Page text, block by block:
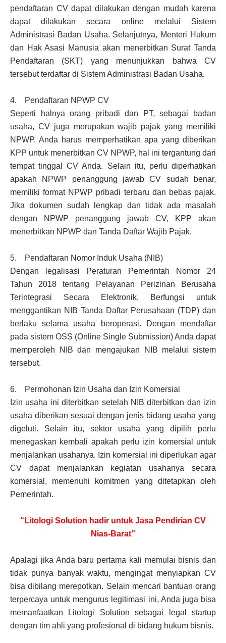
pendaftaran CV dapat dilakukan dengan mudah karena
dapat dilakukan secara online melalui Sistem
Administrasi Badan Usaha. Selanjutnya, Menteri Hukum
dan Hak Asasi Manusia akan menerbitkan Surat Tanda
Pendaftaran (SKT) yang menunjukkan bahwa CV
tersebut terdaftar di Sistem Administrasi Badan Usaha.
4. Pendaftaran NPWP CV
Seperti halnya orang pribadi dan PT, sebagai badan
usaha, CV juga merupakan wajib pajak yang memiliki
NPWP. Anda harus memperhatikan apa yang diberikan
KPP untuk menerbitkan CV NPWP, hal ini tergantung dari
tempat tinggal CV Anda. Selain itu, perlu diperhatikan
apakah NPWP penanggung jawab CV sudah benar,
memiliki format NPWP pribadi terbaru dan bebas pajak.
Jika dokumen sudah lengkap dan tidak ada masalah
dengan NPWP penanggung jawab CV, KPP akan
menerbitkan NPWP dan Tanda Daftar Wajib Pajak.
5. Pendaftaran Nomor Induk Usaha (NIB)
Dengan legalisasi Peraturan Pemerintah Nomor 24
Tahun 2018 tentang Pelayanan Perizinan Berusaha
Terintegrasi Secara Elektronik, Berfungsi untuk
menggantikan NIB Tanda Daftar Perusahaan (TDP) dan
berlaku selama usaha beroperasi. Dengan mendaftar
pada sistem OSS (Online Single Submission) Anda dapat
memperoleh NIB dan mengajukan NIB melalui sistem
tersebut.
6. Permohonan Izin Usaha dan Izin Komersial
Izin usaha ini diterbitkan setelah NIB diterbitkan dan izin
usaha diberikan sesuai dengan jenis bidang usaha yang
digeluti. Selain itu, sektor usaha yang dipilih perlu
menegaskan kembali apakah perlu izin komersial untuk
menjalankan usahanya. Izin komersial ini diperlukan agar
CV dapat menjalankan kegiatan usahanya secara
komersial, memenuhi komitmen yang ditetapkan oleh
Pemerintah.
“Litologi Solution hadir untuk Jasa Pendirian CV
Nias-Barat”
Apalagi jika Anda baru pertama kali memulai bisnis dan
tidak punya banyak waktu, mengingat menyiapkan CV
bisa dibilang merepotkan. Selain mencari bantuan orang
terpercaya untuk mengurus legitimasi ini, Anda juga bisa
memanfaatkan Litologi Solution sebagai legal startup
dengan tim ahli yang profesional di bidang hukum bisnis.